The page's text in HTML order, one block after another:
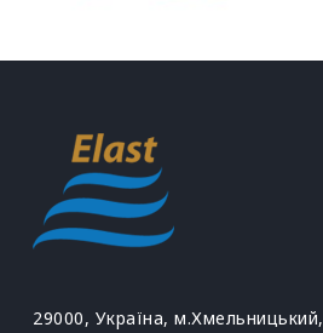
29000, Україна, м.Хмельницький,